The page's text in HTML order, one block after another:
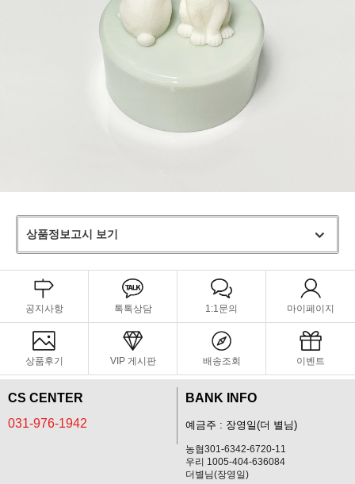
상품정보고시 보기
공지사항 톡톡상담 1:1문의 마이페이지
상품후기 VIP 게시판 배송조회 이벤트
CS CENTER
031-976-1942
BANK INFO
예금주 : 장영일(더 별님)
농협301-6342-6720-11
우리 1005-404-636084
더별님(장영일)